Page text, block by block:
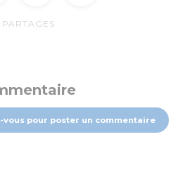
PARTAGES
vous pour poster un commentaire